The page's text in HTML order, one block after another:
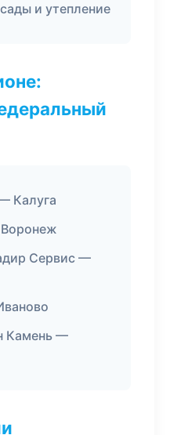
и утепление
Калуга
Сервис —
Камень —